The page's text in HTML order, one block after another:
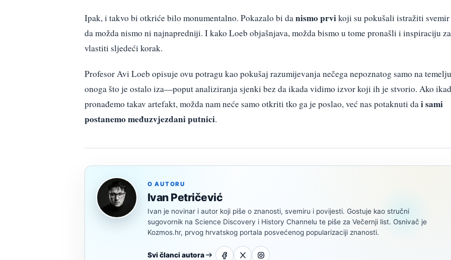
Ipak, i takvo bi otkriće bilo monumentalno. Pokazalo bi danismo prvikoji su pokušali istražiti
da možda nismo ni najnapredniji. I kako Loeb objašnjava, možda bismo u tome pronašli i inspiraciju za
vlastiti sljedeći korak.
Profesor Avi Loeb opisuje ovu potragu kao pokušaj razumijevanja nečega nepoznatog samo na temelju
onoga što je ostalo iza—poput analiziranja sjenki bez da ikada vidimo izvor koji ih je stvorio. Ako
pronađemo takav artefakt, možda nam neće samo otkriti tko ga je poslao, već nas potaknuti dai sami
postanemo međuzvjezdani putnici.
O AUTORU
Ivan Petričević
Ivan je novinar i autor koji piše o znanosti, svemiru i povijesti. Gostuje kao stručni
sugovornik na Science Discovery i History Channelu te piše za Večernji list. Osnivač je
Kozmos.hr, prvog hrvatskog portala posvećenog popularizaciji znanosti.
Svi članci autora